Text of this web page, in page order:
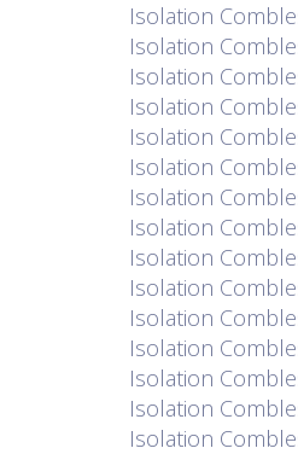
Isolation
Isolation
Isolation
Isolation
Isolation
Isolation
Isolation
Isolation
Isolation
Isolation
Isolation
Isolation
Isolation
Isolation
Isolation